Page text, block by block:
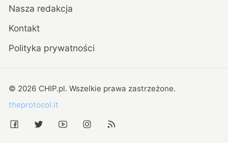
Nasza redakcja
Kontakt
Polityka prywatności
© 2026 CHIP.pl. Wszelkie prawa zastrzeżone.
theprotocol.it